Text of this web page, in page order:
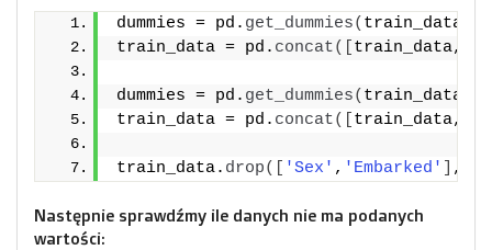
dummies = pd. get_dummies( train_data
train_data = pd. concat([ train_data,
dummies = pd. get_dummies( train_data
train_data = pd. concat([ train_data,
train_data. drop([ 'Sex' , 'Embarked' ,
Następnie sprawdźmy ile danych nie ma podanych
wartości: